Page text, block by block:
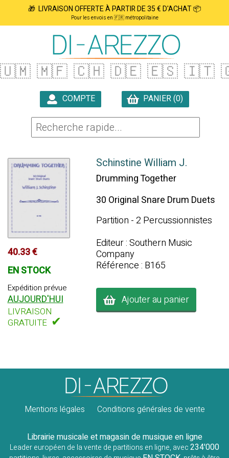
🎁 LIVRAISON OFFERTE À PARTIR DE 35 € D'ACHAT 📦
Pour les envois en 🇫🇷 métropolitaine
🇺🇲 🇲🇫 🇨🇭 🇩🇪 🇪🇸 🇮🇹
COMPTE
PANIER (0)
40.33 €
EN STOCK
Expédition prévue
AUJOURD'HUI
LIVRAISON
GRATUITE ✔
Schinstine William J.
Drumming Together
30 Original Snare Drum Duets
Partition - 2 Percussionnistes
Editeur : Southern Music
Company
Référence : B165
Ajouter au panier
Mentions légales Conditions générales de vente
Librairie musicale et magasin de musique en ligne
Leader européen de la vente de partitions en ligne, avec234'000